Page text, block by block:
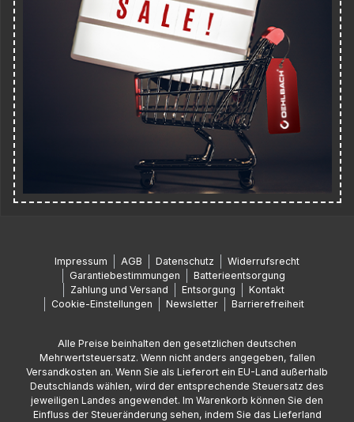
Impressum AGB Datenschutz
Widerrufsrecht
Garantiebestimmungen
Batterieentsorgung
Zahlung und Versand
Entsorgung
Kontakt
Cookie-Einstellungen
Newsletter Barrierefreiheit
Alle Preise beinhalten den gesetzlichen deutschen
Mehrwertsteuersatz. Wenn nicht anders angegeben, fallen
Versandkosten an. Wenn Sie als Lieferort ein EU-Land außerhalb
Deutschlands wählen, wird der entsprechende Steuersatz des
jeweiligen Landes angewendet. Im Warenkorb können Sie den
Einfluss der Steueränderung sehen, indem Sie das Lieferland